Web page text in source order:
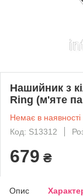
Нашийник з
Ring (м'яте
Немає в наявності
Код: S13312
679 ₴
Опис